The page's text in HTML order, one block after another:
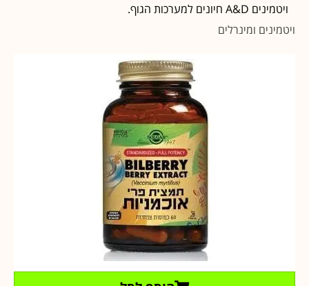
ויטמינים A&D חיונים למערכות הגוף.
ויטמינים ומינרלים